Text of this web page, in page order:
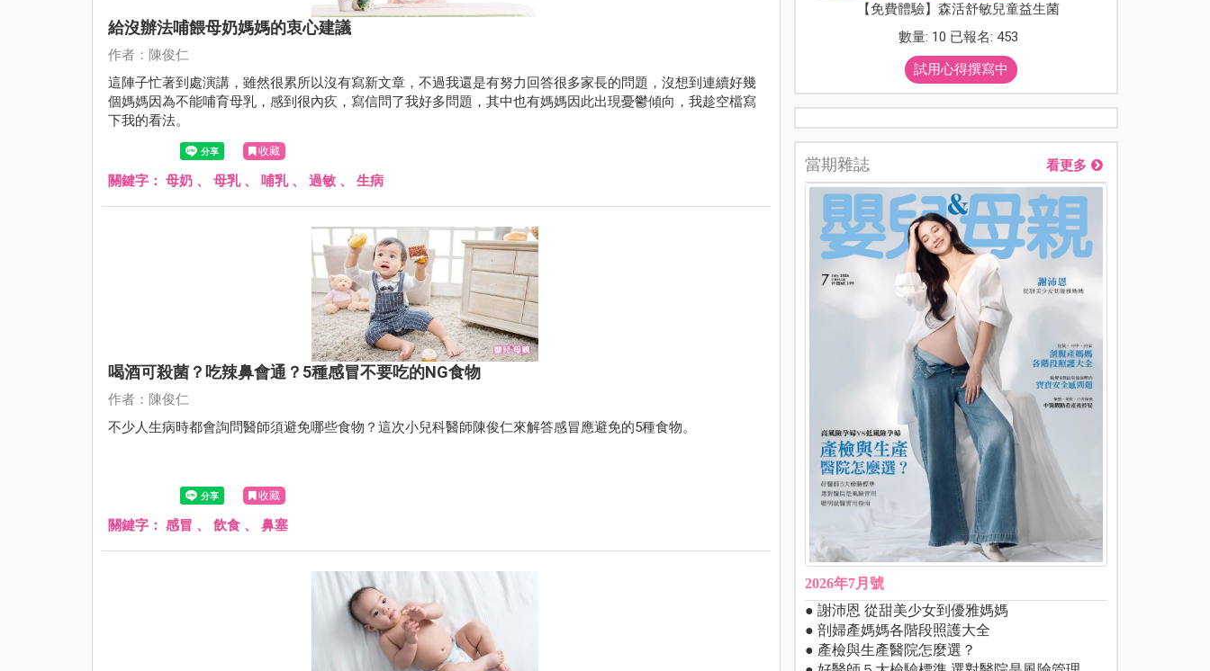
給沒辦法哺餵母奶媽媽的衷心建議
作者：陳俊仁
這陣子忙著到處演講，雖然很累所以沒有寫新文章，不過我還是有努力回答很多家長的問題，沒想到連續好幾
個媽媽因為不能哺育母乳，感到很內疚，寫信問了我好多問題，其中也有媽媽因此出現憂鬱傾向，我趁空檔寫
下我的看法。
收藏
關鍵字： 母奶 、 母乳、 哺乳、 過敏 、 生病
喝酒可殺菌？吃辣鼻會通？5種感冒不要吃的NG食物
作者：陳俊仁
不少人生病時都會詢問醫師須避免哪些食物？這次小兒科醫師陳俊仁來解答感冒應避免的5種食物。
收藏
關鍵字： 感冒 、 飲食 、 鼻塞
【免費體驗】森活舒敏兒童益生菌
數量: 10 已報名: 453
試用心得撰寫中
當期雜誌 看更多
2026年7月號
● 謝沛恩 從甜美少女到優雅媽媽
● 剖婦產媽媽各階段照護大全
● 產檢與生產醫院怎麼選？